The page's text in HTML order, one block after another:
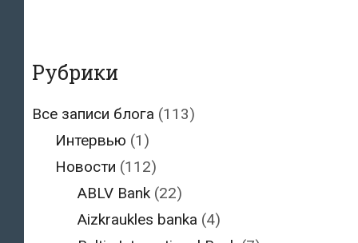
Рубрики
Все записи блога (113)
Интервью (1)
Новости (112)
ABLV Bank (22)
Aizkraukles banka (4)